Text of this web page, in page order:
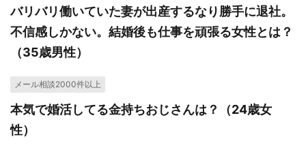
バリバリ働いていた妻が出産するなり勝手に退社。
不信感しかない。結婚後も仕事を頑張る女性とは？
（35歳男性）
メール相談2000件以上
本気で婚活してる金持ちおじさんは？（24歳女
性）